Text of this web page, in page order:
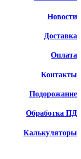
Новости
Доставка
Оплата
Контакты
Подорожание
Обработка ПД
Калькуляторы